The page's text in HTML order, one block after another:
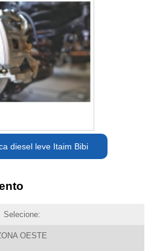
diesel leve Itaim Bibi
Selecione:
OESTE